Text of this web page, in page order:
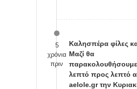
5
χρόνια
πριν
Καλησπέρα φίλες
Μαζί θα
λεπτό προς λεπτό
aelole.gr την